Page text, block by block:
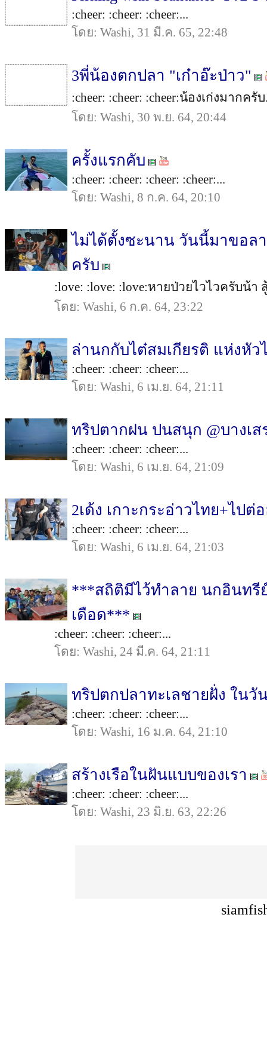
:cheer: :cheer: :cheer:...
โดย: Washi, 31 มี.ค. 65, 22:48
3พี่น้องตกปลา "เก๋าอ๊ะป่าว"
:cheer: :cheer: :cheer:น้องเก่งมากครับ
โดย: Washi, 30 พ.ย. 64, 20:44
ครั้งแรกคับ
:cheer: :cheer: :cheer: :cheer:...
โดย: Washi, 8 ก.ค. 64, 20:10
ไม่ได้ตั้งซะนาน วันนี้มาขอล
ครับ
:love: :love: :love:หายป่วยไวไวครับน้า
โดย: Washi, 6 ก.ค. 64, 23:22
ล่านกกับไต๋สมเกียรติ แห่งหัว
:cheer: :cheer: :cheer:...
โดย: Washi, 6 เม.ย. 64, 21:11
ทริปตากฝน ปนสนุก @บางเส
:cheer: :cheer: :cheer:...
โดย: Washi, 6 เม.ย. 64, 21:09
2เด้ง เกาะกระอ่าวไทย+ไป
:cheer: :cheer: :cheer:...
โดย: Washi, 6 เม.ย. 64, 21:03
***สถิติมีไว้ทำลาย นกอินทรี
เดือด***
:cheer: :cheer: :cheer:...
โดย: Washi, 24 มี.ค. 64, 21:11
ทริปตกปลาทะเลชายฝั่ง ในวั
:cheer: :cheer: :cheer:...
โดย: Washi, 16 ม.ค. 64, 21:10
สร้างเรือในฝันแบบของเรา
:cheer: :cheer: :cheer:...
โดย: Washi, 23 มิ.ย. 63, 22:26